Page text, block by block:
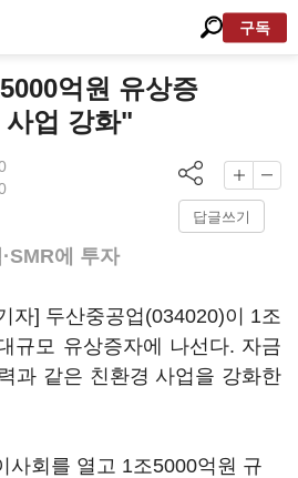
구독
억원 유상증
업 강화"
답글쓰기
에 투자
자] 두산중공업(034020)이 1조
규모 유상증자에 나선다. 자금
과 같은 친환경 사업을 강화한
사회를 열고 1조5000억원 규